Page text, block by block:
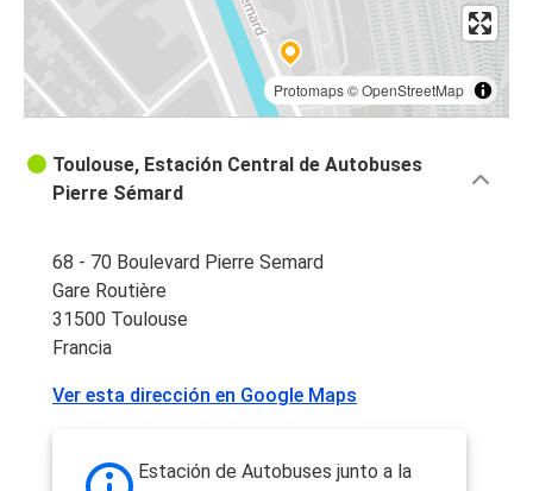
Protomaps©OpenStreetMap
Toulouse, Estación Central de Autobuses
Pierre Sémard
68 - 70 Boulevard Pierre Semard
Gare Routière
31500 Toulouse
Francia
Ver esta dirección en Google Maps
Estación de Autobuses junto a la